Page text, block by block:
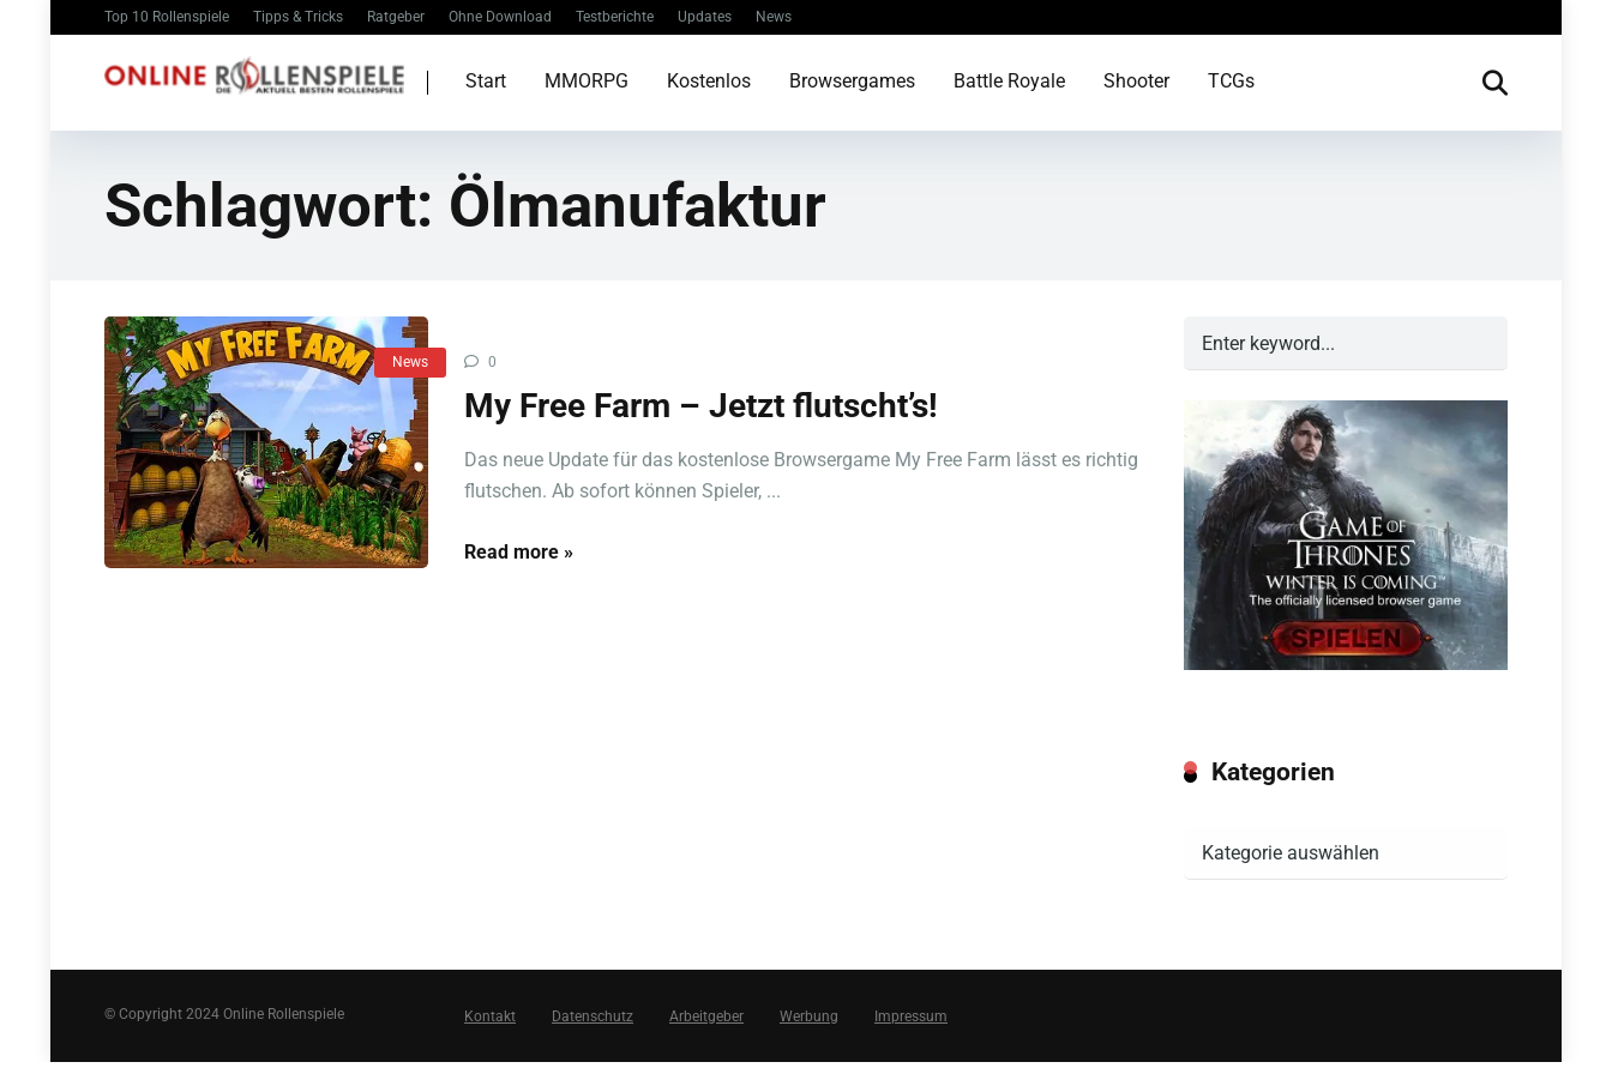
Top 10 Rollenspiele Tipps & Tricks Ratgeber Ohne Download Testberichte Updates News
Start MMORPG Kostenlos Browsergames Battle Royale Shooter TCGs
Schlagwort: Ölmanufaktur
News 0
My Free Farm – Jetzt flutscht’s!
Das neue Update für das kostenlose Browsergame My Free Farm lässt es richtig
flutschen. Ab sofort können Spieler, ...
Read more »
Kategorien
© Copyright 2024 Online Rollenspiele Kontakt Datenschutz Arbeitgeber Werbung Impressum